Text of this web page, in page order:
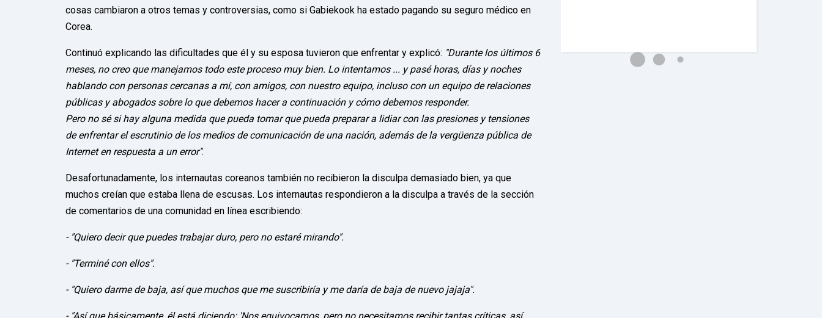
cosas cambiaron a otros temas y controversias, como si Gabiekook ha estado pagando su seguro médico en
Corea.
Continuó explicando las dificultades que él y su esposa tuvieron que enfrentar y explicó: "Durante los últimos 6
meses, no creo que manejamos todo este proceso muy bien. Lo intentamos ... y pasé horas, días y noches
hablando con personas cercanas a mí, con amigos, con nuestro equipo, incluso con un equipo de relaciones
públicas y abogados sobre lo que debemos hacer a continuación y cómo debemos responder.
Pero no sé si hay alguna medida que pueda tomar que pueda preparar a lidiar con las presiones y tensiones
de enfrentar el escrutinio de los medios de comunicación de una nación, además de la vergüenza pública de
Internet en respuesta a un error".
Desafortunadamente, los internautas coreanos también no recibieron la disculpa demasiado bien, ya que
muchos creían que estaba llena de escusas. Los internautas respondieron a la disculpa a través de la sección
de comentarios de una comunidad en línea escribiendo:
- "Quiero decir que puedes trabajar duro, pero no estaré mirando".
- "Terminé con ellos".
- "Quiero darme de baja, así que muchos que me suscribiría y me daría de baja de nuevo jajaja".
- "Así que básicamente, él está diciendo: 'Nos equivocamos, pero no necesitamos recibir tantas críticas, así